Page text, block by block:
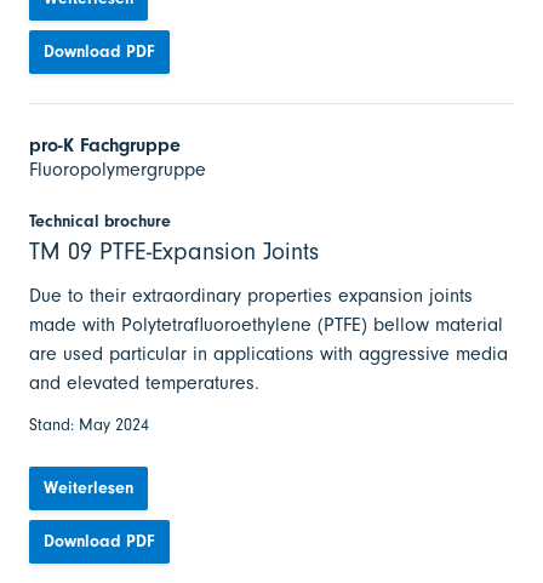
Download PDF
pro-K Fachgruppe
Fluoropolymergruppe
Technical brochure
TM 09 PTFE-Expansion Joints
Due to their extraordinary properties expansion joints
made with Polytetrafluoroethylene (PTFE) bellow material
are used particular in applications with aggressive media
and elevated temperatures.
Stand: May 2024
Weiterlesen
Download PDF